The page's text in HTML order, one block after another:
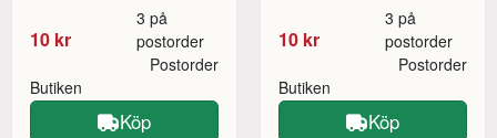
10 kr
3 på
postorder
Butiken
Postorder
Köp
10 kr
3 på
postorder
Butiken
Postorder
Köp